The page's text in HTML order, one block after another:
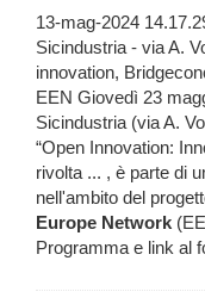
13-mag-2024
Sicindustria - via A.
innovation,
EEN Giovedì 23
Sicindustria (via A.
“Open Innovation:
rivolta ... , è parte di
nell'ambito del
Europe Network
Programma e link al